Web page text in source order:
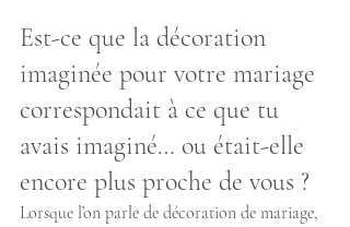
Est-ce que la décoration
imaginée pour votre mariage
correspondait à ce que tu
avais imaginé… ou était-elle
encore plus proche de vous ?
Lorsque l’on parle de décoration de mariage,